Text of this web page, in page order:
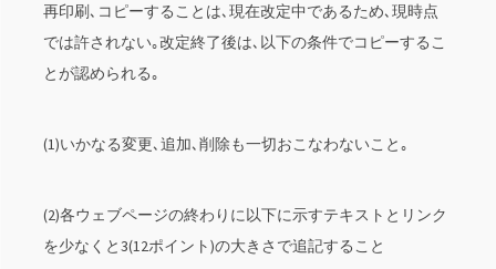
再印刷､コピーすることは､現在改定中であるため､現時点
では許されない｡改定終了後は､以下の条件でコピーするこ
とが認められる｡
(1)いかなる変更､追加､削除も一切おこなわないこと｡
(2)各ウェブページの終わりに以下に示すテキストとリンク
を少なくと3(12ポイント)の大きさで追記すること